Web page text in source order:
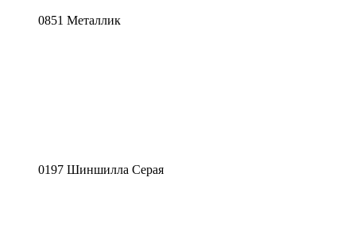
0851 Металлик
0197 Шиншилла Серая